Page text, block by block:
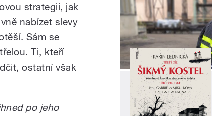
strategii, jak
nabízet slevy
Sám se
Ti, kteří
ostatní však
po jeho